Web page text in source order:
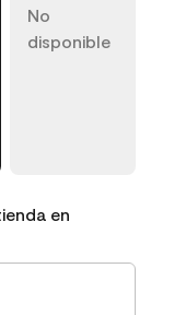
No
disponible
en